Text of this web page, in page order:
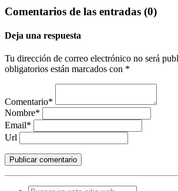
Comentarios de las entradas (0)
Deja una respuesta
Tu dirección de correo electrónico no será
obligatorios están marcados con *
Comentario*
Nombre*
Email*
Url